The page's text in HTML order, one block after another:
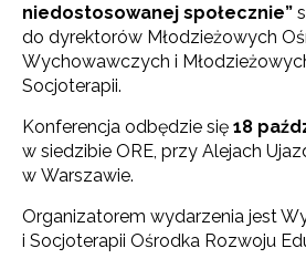
niedostosowanej społecznie”
do dyrektorów Młodzieżowych
Wychowawczych i
Socjoterapii.
Konferencja odbędzie się 18
w siedzibie ORE, przy Alejach
w Warszawie.
Organizatorem wydarzenia jest
i Socjoterapii Ośrodka Rozwoju